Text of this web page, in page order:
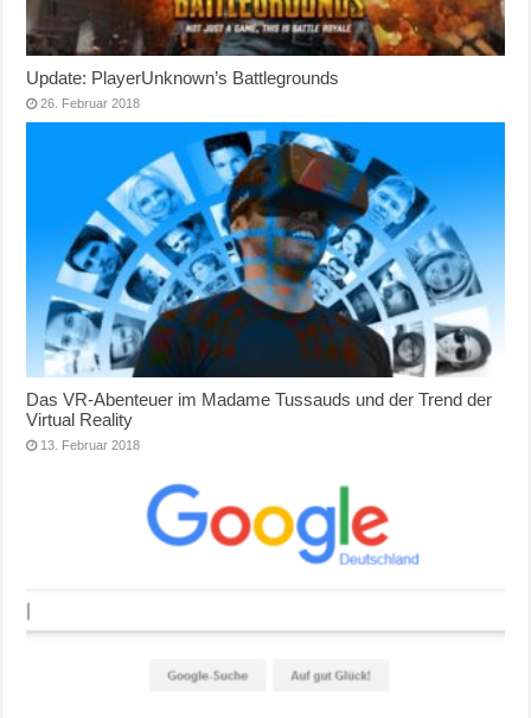
Update: PlayerUnknown’s Battlegrounds
26. Februar 2018
Das VR-Abenteuer im Madame Tussauds und der Trend der
Virtual Reality
13. Februar 2018